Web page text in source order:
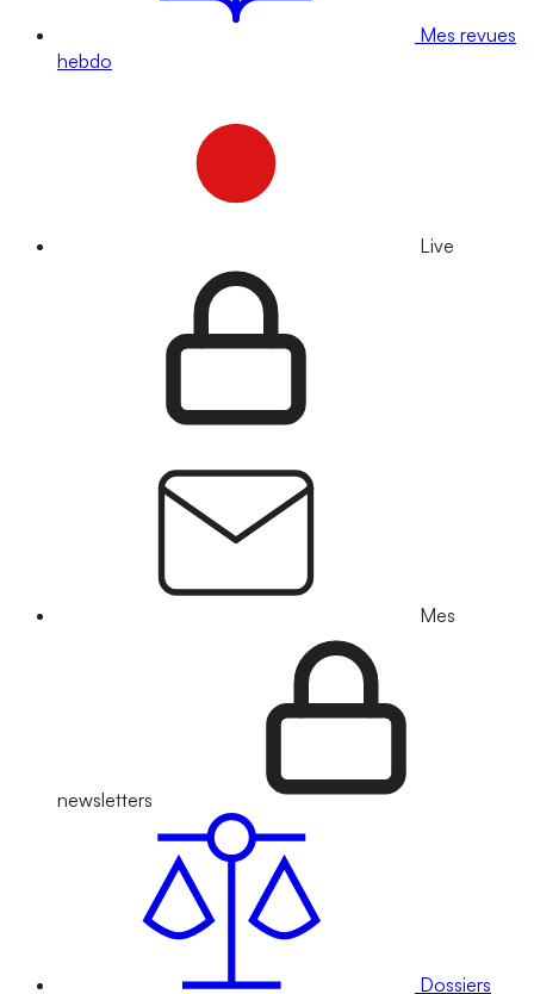
Mes revues
hebdo
Live
Mes
newsletters
Dossiers